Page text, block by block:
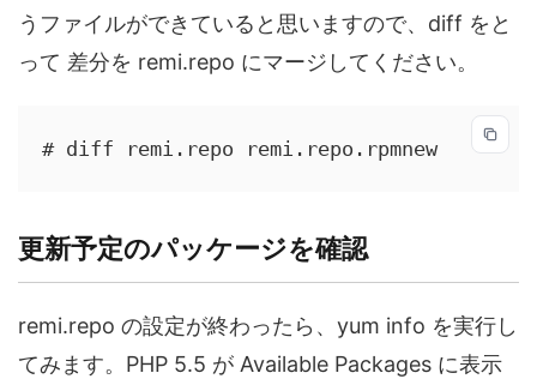
うファイルができていると思いますので、diff をと
って 差分を remi.repo にマージしてください。
# diff remi.repo remi.repo.rpmnew
更新予定のパッケージを確認
remi.repo の設定が終わったら、yum info を実行し
てみます。PHP 5.5 が Available Packages に表示